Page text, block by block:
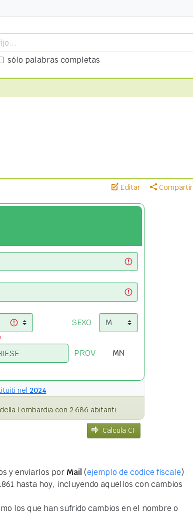
sólo palabras completas
Editar Compartir
SEXO
PROV
nel 2024
Lombardia con 2.686 abitanti.
Calcula CF
y enviarlos por Mail (ejemplo de codice fiscale)
hasta hoy, incluyendo aquellos con cambios
los que han sufrido cambios en el nombre o